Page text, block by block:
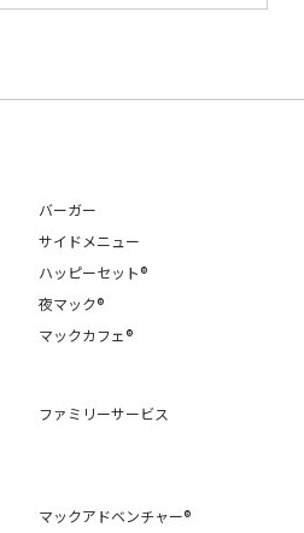
バーガー
サイドメニュー
ハッピーセット®
夜マック®
マックカフェ®
ファミリーサービス
マックアドベンチャー®